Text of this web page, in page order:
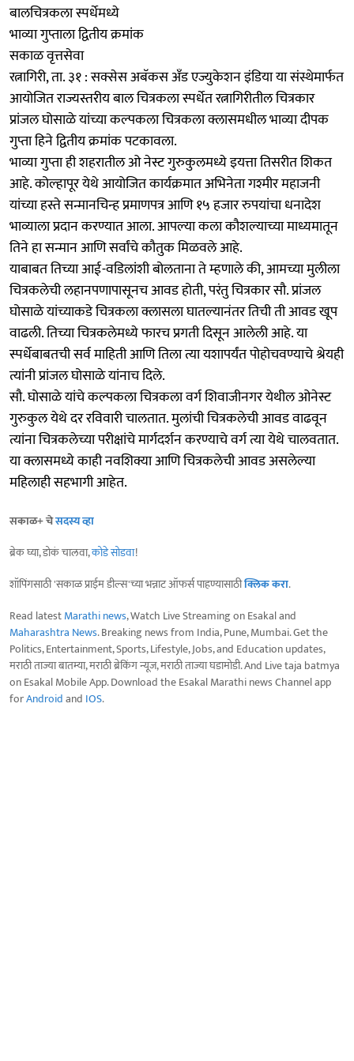
बालचित्रकला स्पर्धेमध्ये
भाव्या गुप्ताला द्वितीय क्रमांक
सकाळ वृत्तसेवा
रत्नागिरी, ता. ३१ : सक्सेस अबॅकस अँड एज्युकेशन इंडिया या संस्थेमार्फत
आयोजित राज्यस्तरीय बाल चित्रकला स्पर्धेत रत्नागिरीतील चित्रकार
प्रांजल घोसाळे यांच्या कल्पकला चित्रकला क्लासमधील भाव्या दीपक
गुप्ता हिने द्वितीय क्रमांक पटकावला.
भाव्या गुप्ता ही शहरातील ओ नेस्ट गुरुकुलमध्ये इयत्ता तिसरीत शिकत
आहे. कोल्हापूर येथे आयोजित कार्यक्रमात अभिनेता गश्मीर महाजनी
यांच्या हस्ते सन्मानचिन्ह प्रमाणपत्र आणि १५ हजार रुपयांचा धनादेश
भाव्याला प्रदान करण्यात आला. आपल्या कला कौशल्याच्या माध्यमातून
तिने हा सन्मान आणि सर्वांचे कौतुक मिळवले आहे.
याबाबत तिच्या आई-वडिलांशी बोलताना ते म्हणाले की, आमच्या मुलीला
चित्रकलेची लहानपणापासूनच आवड होती, परंतु चित्रकार सौ. प्रांजल
घोसाळे यांच्याकडे चित्रकला क्लासला घातल्यानंतर तिची ती आवड खूप
वाढली. तिच्या चित्रकलेमध्ये फारच प्रगती दिसून आलेली आहे. या
स्पर्धेबाबतची सर्व माहिती आणि तिला त्या यशापर्यंत पोहोचवण्याचे श्रेयही
त्यांनी प्रांजल घोसाळे यांनाच दिले.
सौ. घोसाळे यांचे कल्पकला चित्रकला वर्ग शिवाजीनगर येथील ओनेस्ट
गुरुकुल येथे दर रविवारी चालतात. मुलांची चित्रकलेची आवड वाढवून
त्यांना चित्रकलेच्या परीक्षांचे मार्गदर्शन करण्याचे वर्ग त्या येथे चालवतात.
या क्लासमध्ये काही नवशिक्या आणि चित्रकलेची आवड असलेल्या
महिलाही सहभागी आहेत.
सकाळ+ चेसदस्य व्हा
ब्रेक घ्या, डोकं चालवा,कोडे सोडवा!
शॉपिंगसाठी 'सकाळ प्राईम डील्स'च्या भन्नाट ऑफर्स पाहण्यासाठीक्लिक करा.
Read latestMarathi news, Watch Live Streaming on Esakal and
Maharashtra News. Breaking news from India, Pune, Mumbai. Get the
Politics, Entertainment, Sports, Lifestyle, Jobs, and Education updates,
मराठी ताज्या बातम्या, मराठी ब्रेकिंग न्यूज, मराठी ताज्या घडामोडी. And Live taja batmya
on Esakal Mobile App. Download the Esakal Marathi news Channel app
forAndroidand IOS.